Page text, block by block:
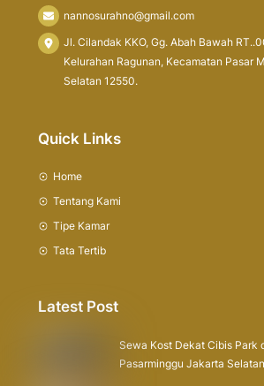
nannosurahno@gmail.com
Jl. Cilandak KKO, Gg. Abah Bawah
Kelurahan Ragunan, Kecamatan Pasar
Selatan 12550.
Quick Links
Home
Tentang Kami
Tipe Kamar
Tata Tertib
Latest Post
Sewa Kost Dekat Cibis Park
Pasarminggu Jakarta Selatan